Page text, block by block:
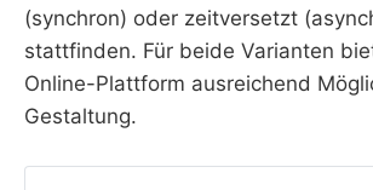
(synchron) oder zeitversetzt
stattfinden. Für beide Varianten
Online-Plattform ausreichend
Gestaltung.